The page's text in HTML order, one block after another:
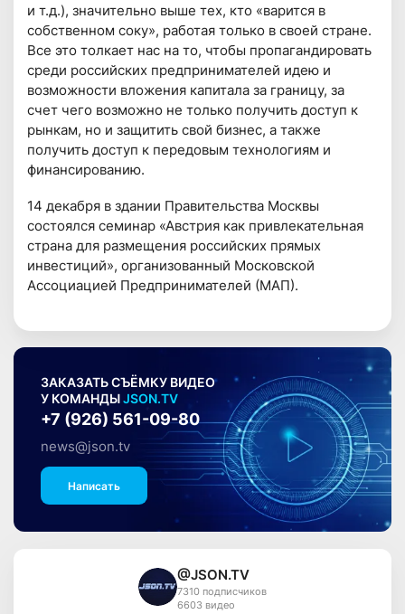
и т.д.), значительно выше тех, кто «варится в
собственном соку», работая только в своей стране.
Все это толкает нас на то, чтобы пропагандировать
среди российских предпринимателей идею и
возможности вложения капитала за границу, за
счет чего возможно не только получить доступ к
рынкам, но и защитить свой бизнес, а также
получить доступ к передовым технологиям и
финансированию.
14 декабря в здании Правительства Москвы
состоялся семинар «Австрия как привлекательная
страна для размещения российских прямых
инвестиций», организованный Московской
Ассоциацией Предпринимателей (МАП).
ЗАКАЗАТЬ СЪЁМКУ ВИДЕО
У КОМАНДЫJSON.TV
+7 (926) 561-09-80
news@json.tv
Написать
@JSON.TV
7310 подписчиков
6603 видео